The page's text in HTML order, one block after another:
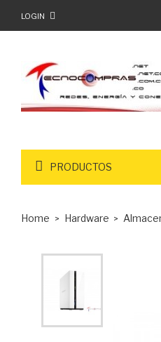
LOGIN
PRODUCTOS
Home Hardware